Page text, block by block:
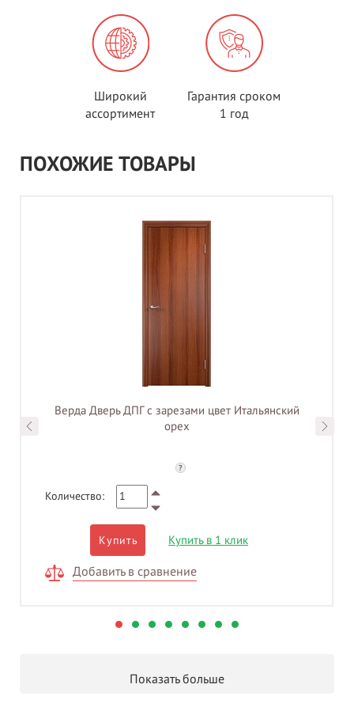
Широкий
ассортимент
Гарантия сроком
1 год
ПОХОЖИЕ ТОВАРЫ
Верда Дверь ДПГ с зарезами цвет Итальянский
орех
?
Количество:
Купить Купить в 1 клик
Добавить в сравнение
Показать больше